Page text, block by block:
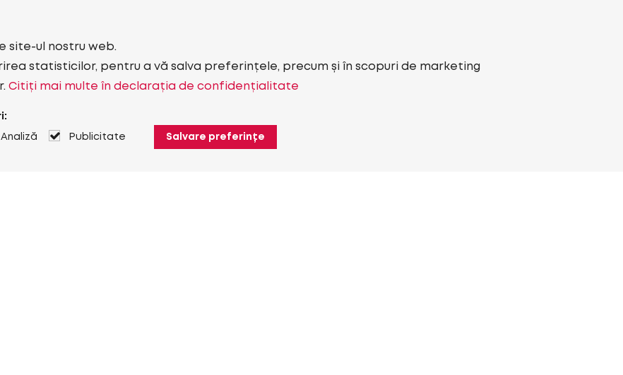
site-ul nostru web.
statisticilor, pentru a vă salva preferințele, precum și în scopuri de marketing
Citiți mai multe în declarația de confidențialitate
Analiză Publicitate Salvare preferințe